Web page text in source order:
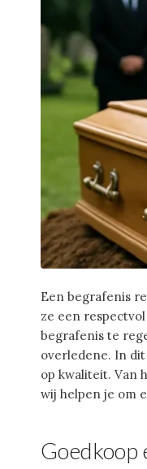
Een begrafenis
ze een
begrafenis te
overledene. In
op kwaliteit. Van
wij helpen je om
Goedkoop